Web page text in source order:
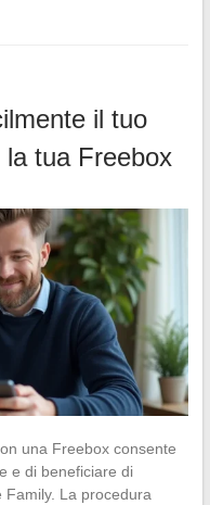
il tuo
tua Freebox
una Freebox consente
e di beneficiare di
Family. La procedura